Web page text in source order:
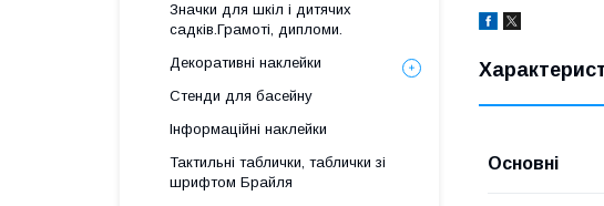
Основні
Значки для шкіл і дитячих
садків.Грамоті, дипломи.
Декоративні наклейки
Стенди для басейну
Інформаційні наклейки
Тактильні таблички, таблички зі
шрифтом Брайля